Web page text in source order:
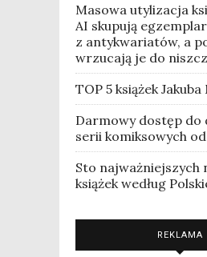
Masowa utylizacja
AI skupują
z antykwariatów, a
wrzucają je do
TOP 5 książek Jakuba
Darmowy dostęp do
serii komiksowych
Sto najważniejszych
książek według
REKLAMA